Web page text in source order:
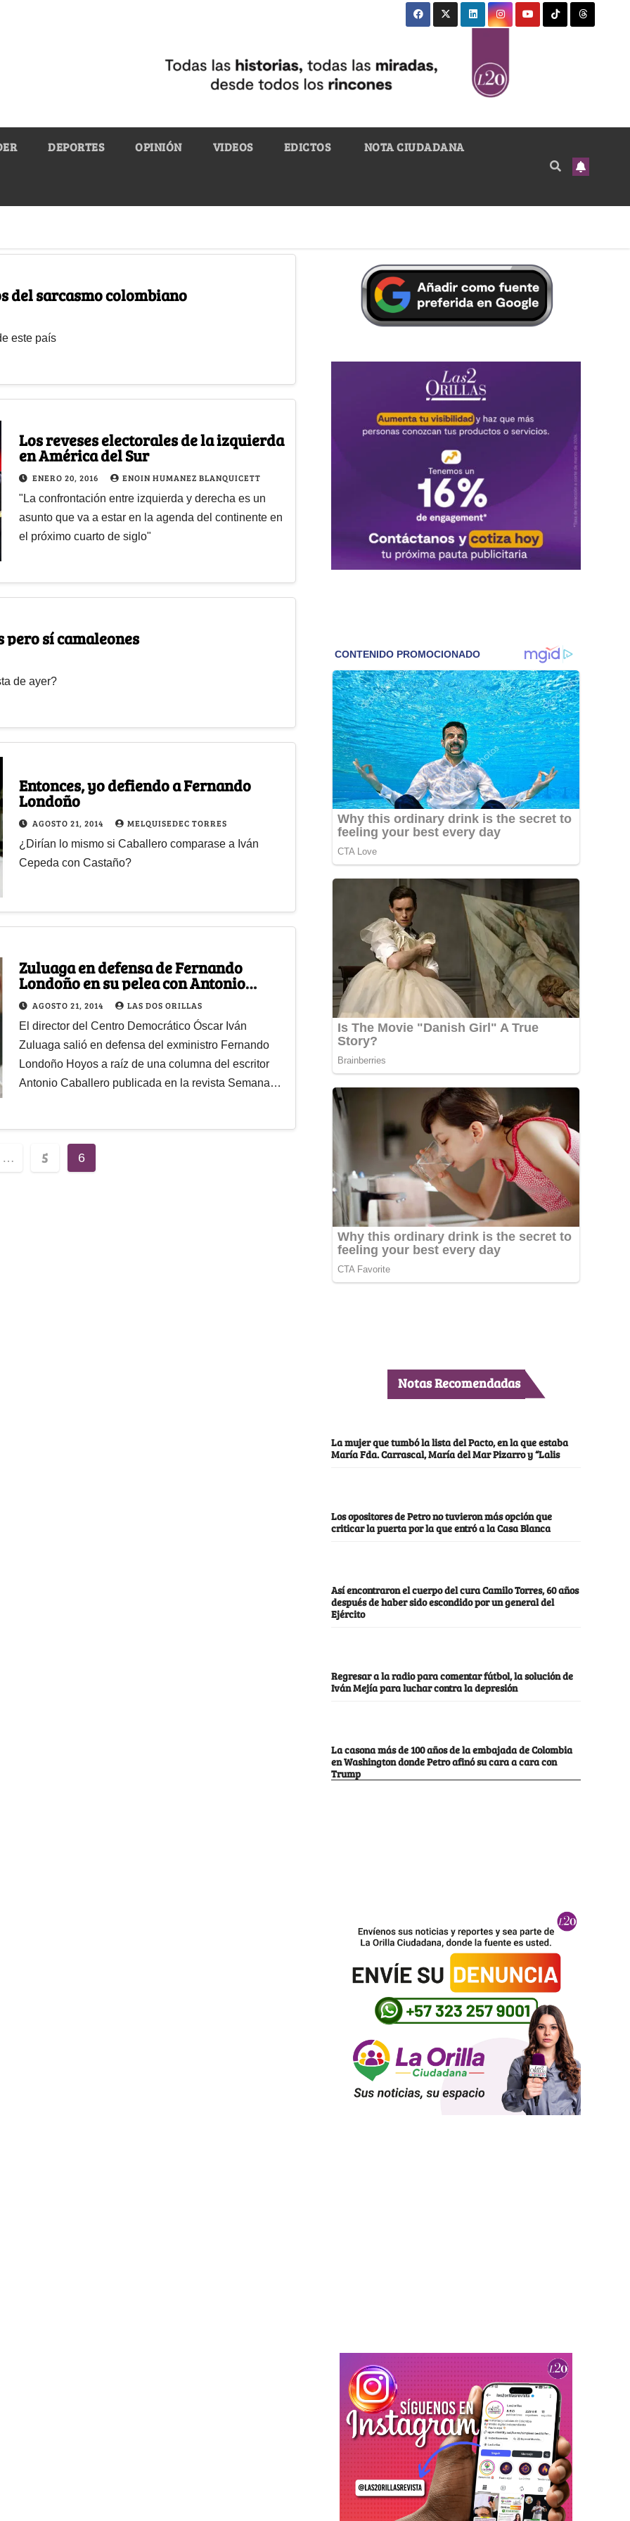
DEPORTES OPINIÓN VIDEOS EDICTOS NOTA CIUDADANA
del sarcasmo colombiano
este país
Los reveses electorales de la izquierda
en América del Sur
ENERO 20, 2016 ENOIN HUMANEZ BLANQUICETT
"La confrontación entre izquierda y derecha es un
asunto que va a estar en la agenda del continente en
el próximo cuarto de siglo"
sí camaleones
de ayer?
Entonces, yo defiendo a Fernando
Londoño
AGOSTO 21, 2014 MELQUISEDEC TORRES
¿Dirían lo mismo si Caballero comparase a Iván
Cepeda con Castaño?
Zuluaga en defensa de Fernando
Londoño en su pelea con Antonio
Caballero
AGOSTO 21, 2014 LAS DOS ORILLAS
El director del Centro Democrático Óscar Iván
Zuluaga salió en defensa del exministro Fernando
Londoño Hoyos a raíz de una columna del escritor
Antonio Caballero publicada en la revista Semana…
… 5 6
Notas Recomendadas
La mujer que tumbó la lista del Pacto, en la que estaba
María Fda. Carrascal, María del Mar Pizarro y “Lalis
Los opositores de Petro no tuvieron más opción que
criticar la puerta por la que entró a la Casa Blanca
Así encontraron el cuerpo del cura Camilo Torres, 60 años
después de haber sido escondido por un general del
Ejército
Regresar a la radio para comentar fútbol, la solución de
Iván Mejía para luchar contra la depresión
La casona más de 100 años de la embajada de Colombia
en Washington donde Petro afinó su cara a cara con
Trump